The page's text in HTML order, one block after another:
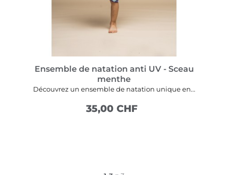
Ensemble de natation anti UV - Sceau
menthe
Découvrez un ensemble de natation unique en...
35,00 CHF